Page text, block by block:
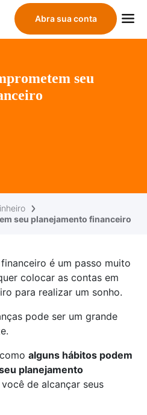
Abra sua conta
seu
seu planejamento financeiro
é um passo muito
colocar as contas em
para realizar um sonho.
pode ser um grande
alguns hábitos podem
planejamento
de alcançar seus